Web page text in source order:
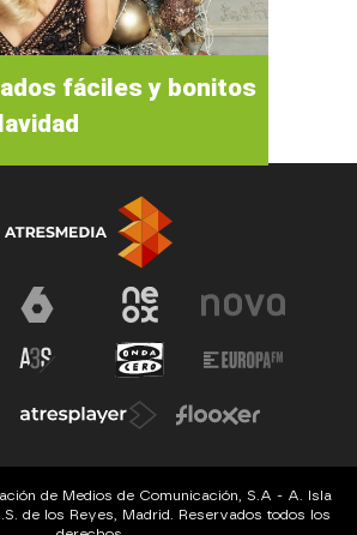
fáciles y bonitos
de Medios de Comunicación, S.A - A. Isla
de los Reyes, Madrid. Reservados todos los